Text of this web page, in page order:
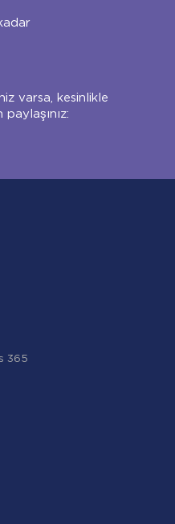
varsa, kesinlikle
365